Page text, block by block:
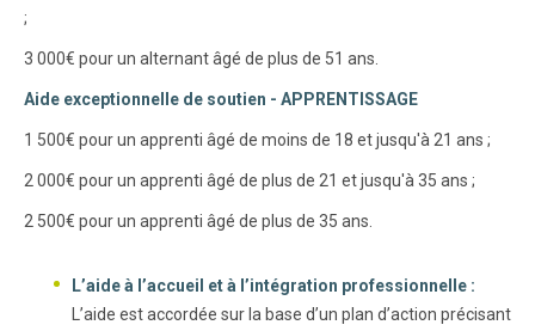
;
3 000€ pour un alternant âgé de plus de 51 ans.
Aide exceptionnelle de soutien - APPRENTISSAGE
1 500€ pour un apprenti âgé de moins de 18 et jusqu'à 21 ans ;
2 000€ pour un apprenti âgé de plus de 21 et jusqu'à 35 ans ;
2 500€ pour un apprenti âgé de plus de 35 ans.
L’aide à l’accueil et à l’intégration professionnelle :
L’aide est accordée sur la base d’un plan d’action précisant